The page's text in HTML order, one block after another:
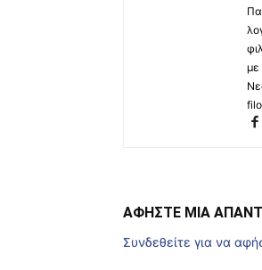
με
ΑΦΗΣΤΕ ΜΙΑ
Συνδεθείτε για να